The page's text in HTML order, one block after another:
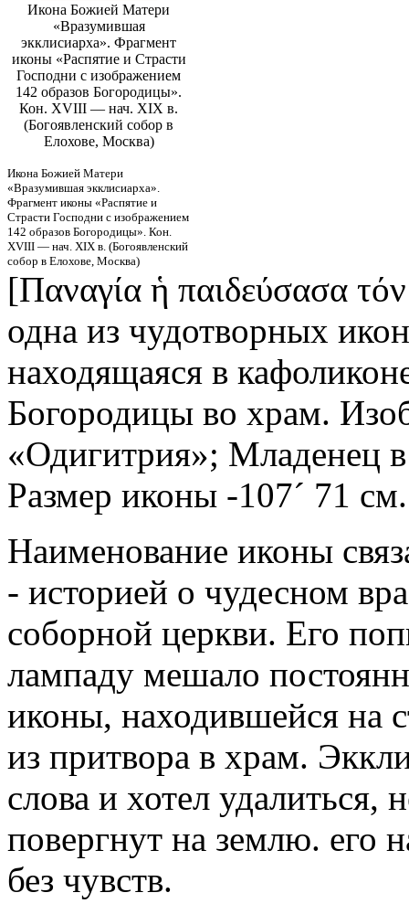
Икона Божией Матери
«Вразумившая
экклисиарха». Фрагмент
иконы «Распятие и Страсти
Господни с изображением
142 образов Богородицы».
Кон. XVIII — нач. XIX в.
(Богоявленский собор в
Елохове, Москва)
Икона Божией Матери
«Вразумившая экклисиарха».
Фрагмент иконы «Распятие и
Страсти Господни с изображением
142 образов Богородицы». Кон.
XVIII — нач. XIX в. (Богоявленский
собор в Елохове, Москва)
[Παναγία ἡ παιδεύσασα
одна из чудотворных
находящаяся в
Богородицы во храм.
«Одигитрия»; Младенец
Размер иконы -107´ 71 см.
Наименование иконы
- историей о чудесном
соборной церкви. Его
лампаду мешало
иконы, находившейся на
из притвора в храм.
слова и хотел удалиться,
повергнут на землю. его
без чувств.